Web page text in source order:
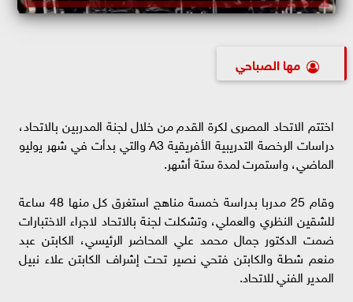
مها الصباحي
اختتم الاتحاد المصرى لكرة القدم من خلال لجنة المدربين بالاتحاد،
دراسات الرخصة التدريبية الأفريقية A3 والتي بدأت في شهر يوليو
الماضي، واستمرت لمدة ستة أشهر.
وقام 25 مدربا بدراسة خمسة مناهج استغرق كل منها 48 ساعة
للشقين النظري والعملي، وتشكلت لجنة بالاتحاد لاجراء الاختبارات
ضمت الدكتور جمال محمد علي المحاضر الرئيسي، الكابتن عبد
منعم شطة والكابتن فتحي نصير تحت إشراف الكابتن علاء نبيل
المدير الفني للاتحاد.